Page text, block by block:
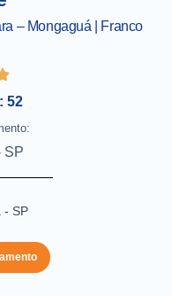
– Mongaguá | Franco
52
SP
- SP